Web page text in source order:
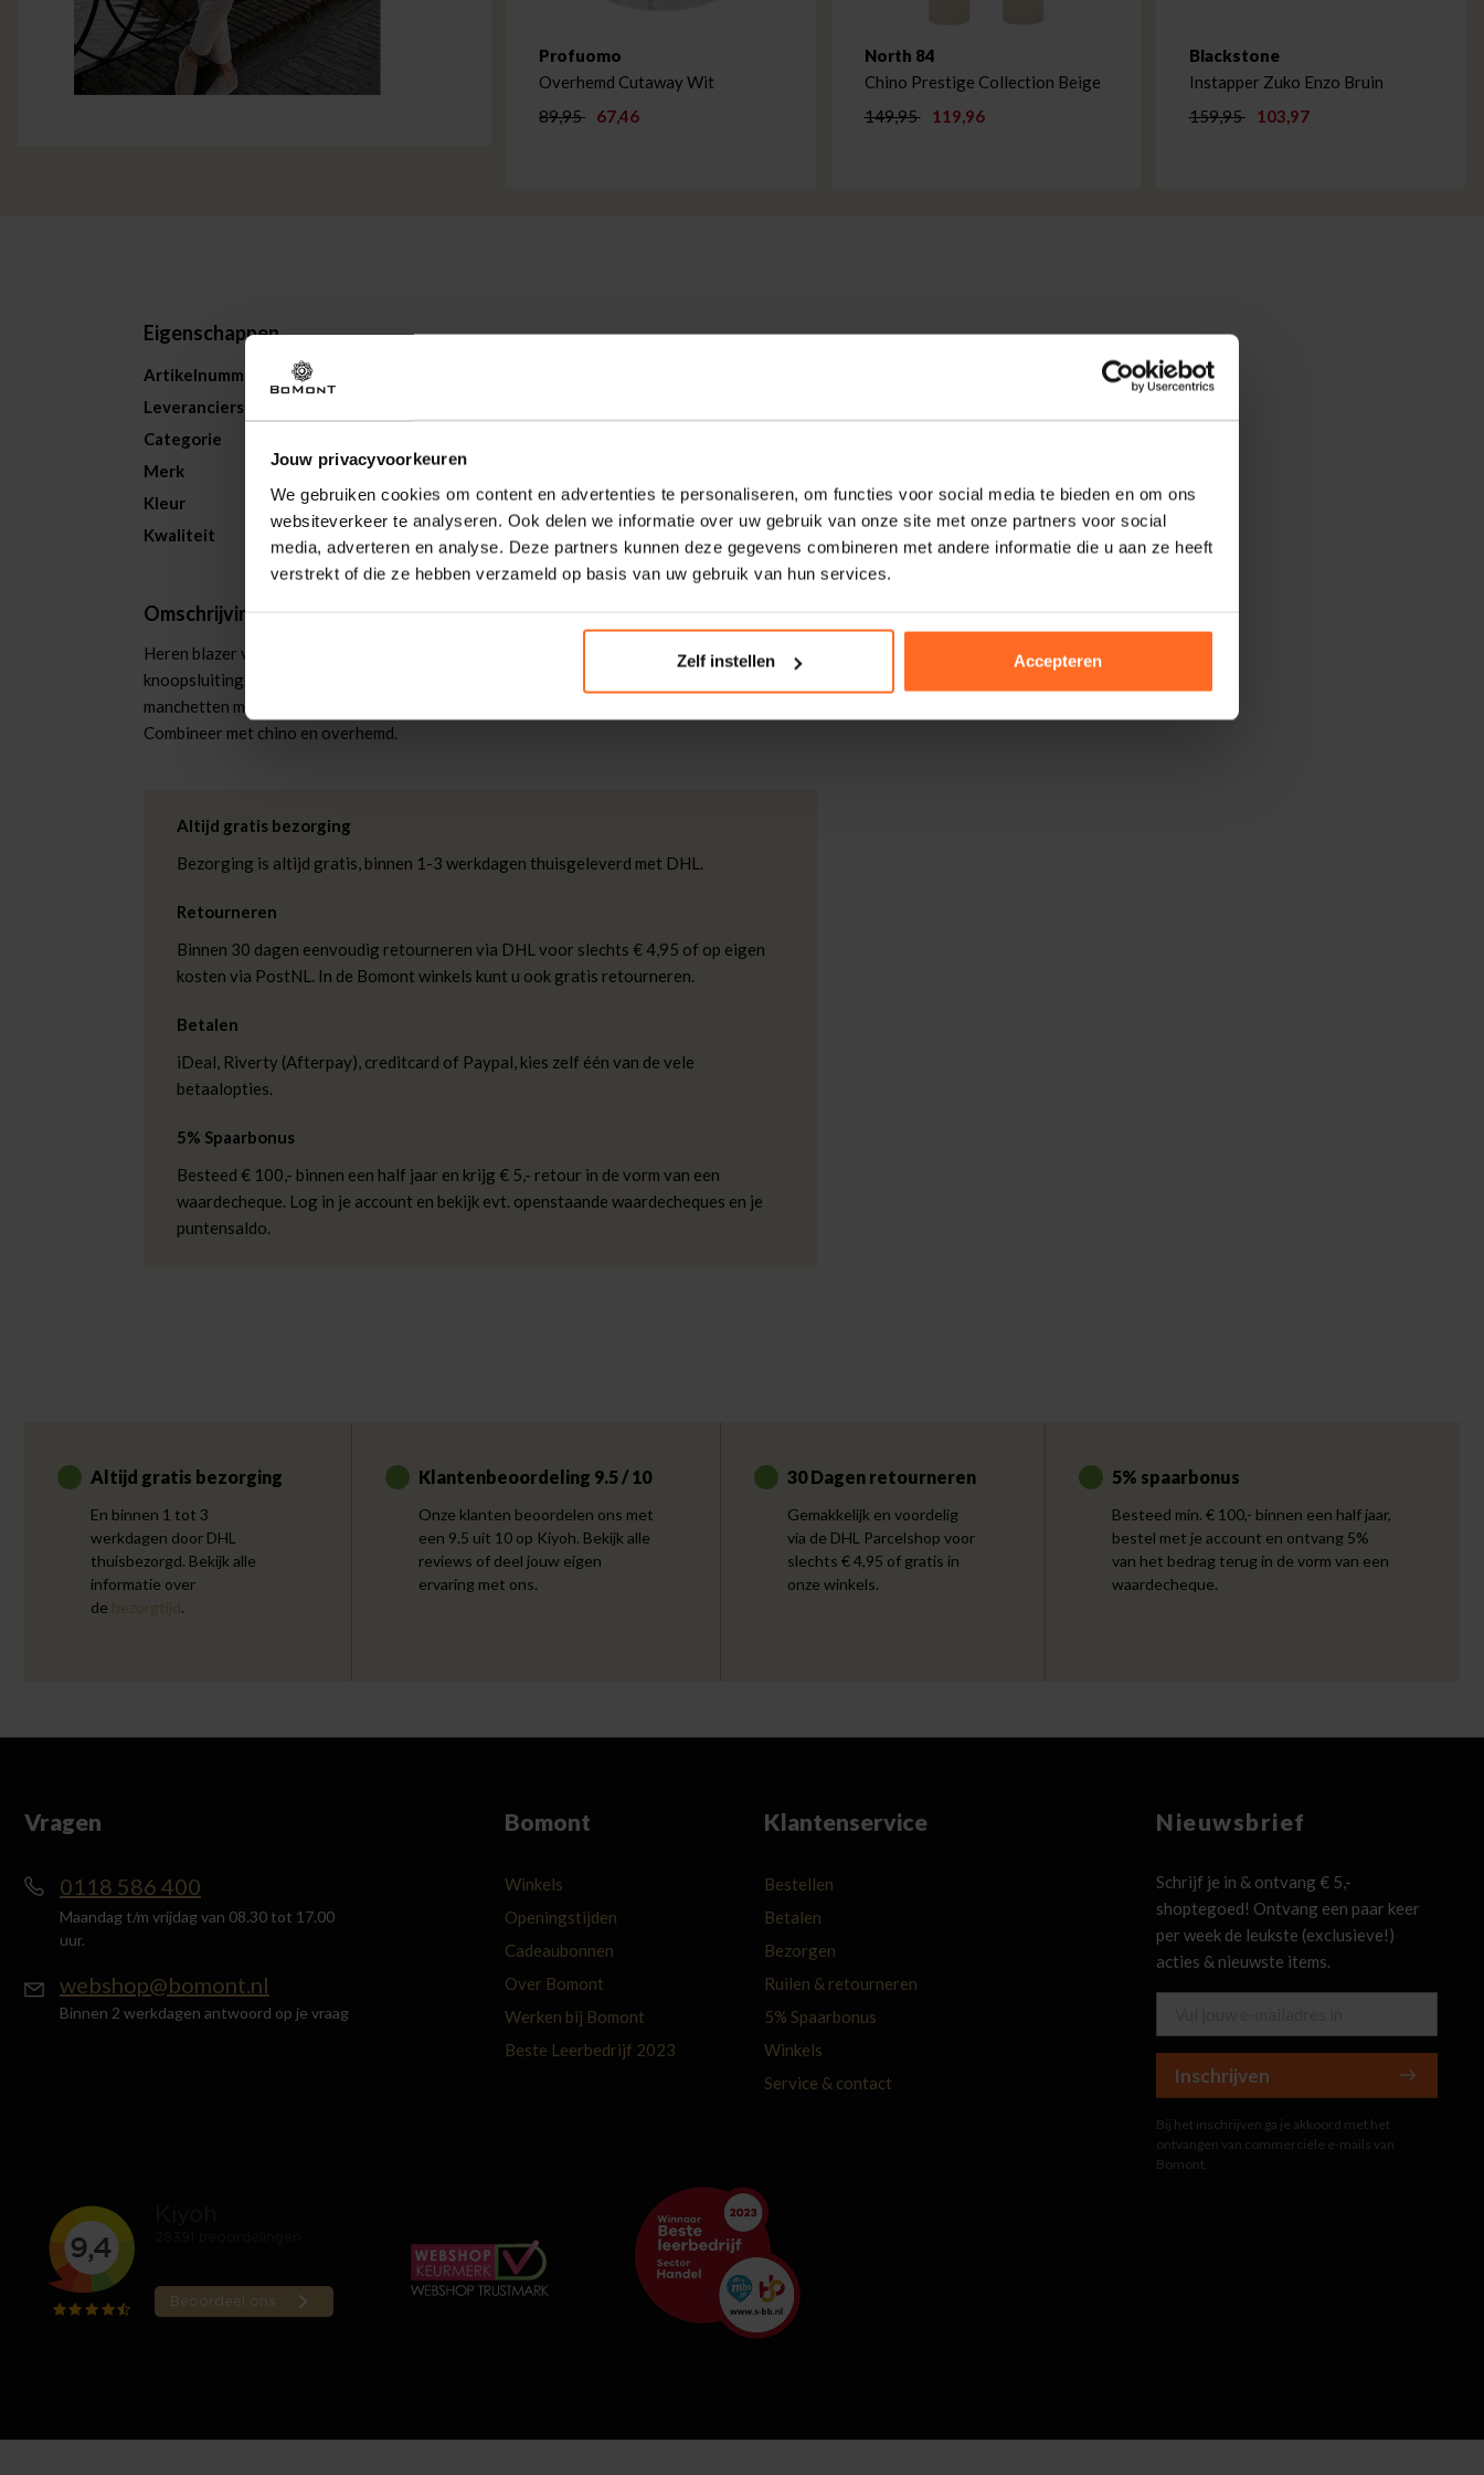
Jouw privacyvoorkeuren
We gebruiken cookies om content en advertenties te personaliseren, om functies voor social media te bieden en om ons
websiteverkeer te analyseren. Ook delen we informatie over uw gebruik van onze site met onze partners voor social
media, adverteren en analyse. Deze partners kunnen deze gegevens combineren met andere informatie die u aan ze heeft
verstrekt of die ze hebben verzameld op basis van uw gebruik van hun services.
Zelf instellen Accepteren
Profuomo
Overhemd Cutaway Wit
89,95
67,46
North 84
Chino Prestige Collection Beige
149,95
119,96
Blackstone
Instapper Zuko Enzo Bruin
159,95
103,97
Eigenschappen
Artikelnummer
Leveranciersnummer
Categorie
Merk
A Fish Named Fred
Kleur
Blauw
Kwaliteit
91% Polyester, 4% Viscose, 4% Linen, 1% Elastane
Omschrijving
Heren blazer van A Fish Named Fred met regular pasvorm, reverskraag, spreidkraag en
knoopsluiting. Het effen, lichtblauwe colbert heeft klepzakken voor, lange mouwen en
manchetten met knopen. De contrasterende voering en pochet geven extra detail.
Combineer met chino en overhemd.
Altijd gratis bezorging
Bezorging is altijd gratis, binnen 1-3 werkdagen thuisgeleverd met DHL.
Retourneren
Binnen 30 dagen eenvoudig retourneren via DHL voor slechts € 4,95 of op eigen
kosten via PostNL. In de Bomont winkels kunt u ook gratis retourneren.
Betalen
iDeal, Riverty (Afterpay), creditcard of Paypal, kies zelf één van de vele
betaalopties.
5% Spaarbonus
Besteed € 100,- binnen een half jaar en krijg € 5,- retour in de vorm van een
waardecheque. Log in je account en bekijk evt. openstaande waardecheques en je
puntensaldo.
Altijd gratis bezorging
En binnen 1 tot 3
werkdagen door DHL
thuisbezorgd. Bekijk alle
informatie over
de bezorgtijd.
Klantenbeoordeling 9.5 / 10
Onze klanten beoordelen ons met
een 9.5 uit 10 op Kiyoh. Bekijk alle
reviews of deel jouw eigen
ervaring met ons.
30 Dagen retourneren
Gemakkelijk en voordelig
via de DHL Parcelshop voor
slechts € 4,95 of gratis in
onze winkels.
5% spaarbonus
Besteed min. € 100,- binnen een half jaar,
bestel met je account en ontvang 5%
van het bedrag terug in de vorm van een
waardecheque.
Vragen
0118 586 400
Maandag t/m vrijdag van 08.30 tot 17.00
uur.
webshop@bomont.nl
Binnen 2 werkdagen antwoord op je vraag
Bomont
Winkels
Openingstijden
Cadeaubonnen
Over Bomont
Werken bij Bomont
Beste Leerbedrijf 2023
Klantenservice
Bestellen
Betalen
Bezorgen
Ruilen & retourneren
5% Spaarbonus
Winkels
Service & contact
Nieuwsbrief
Schrijf je in & ontvang € 5,-
shoptegoed! Ontvang een paar keer
per week de leukste (exclusieve!)
acties & nieuwste items.
Inschrijven
Bij het inschrijven ga je akkoord met het
ontvangen van commerciële e-mails van
Bomont.